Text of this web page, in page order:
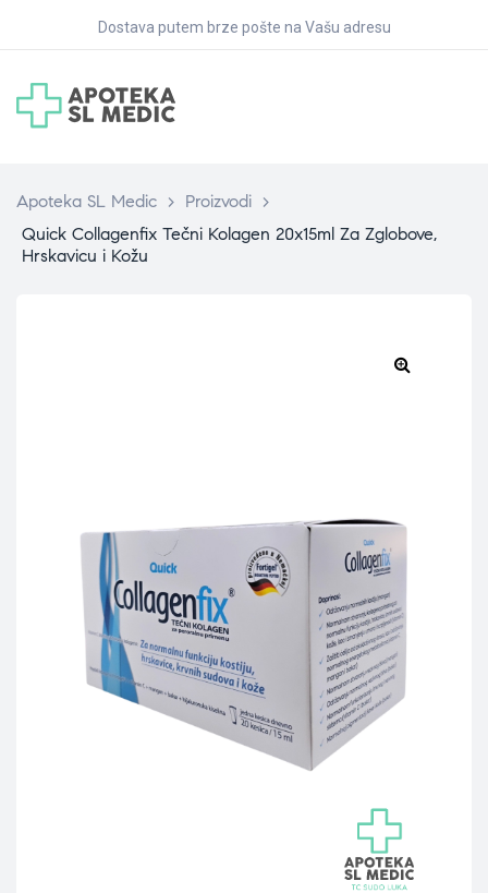
Dostava putem brze pošte na Vašu adresu
Apoteka SL Medic > Proizvodi >
Quick Collagenfix Tečni Kolagen 20x15ml Za Zglobove,
Hrskavicu i Kožu